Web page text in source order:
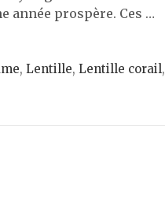
année prospère. Ces …
, Lentille, Lentille corail,